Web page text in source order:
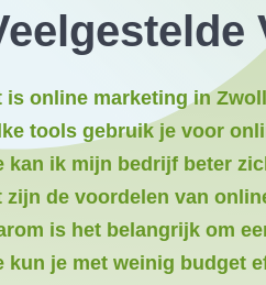
is online marketing in
tools gebruik je voor
kan ik mijn bedrijf beter
zijn de voordelen van
is het belangrijk om
kun je met weinig budget